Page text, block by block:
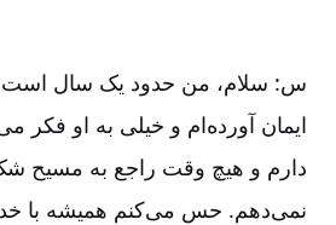
س: سلام، من حدود یک سال
ایمان آورده‌ام و خیلی به او
دارم و هیچ وقت راجع به مسیح شک
نمی‌دهم. حس می‌کنم همیشه با